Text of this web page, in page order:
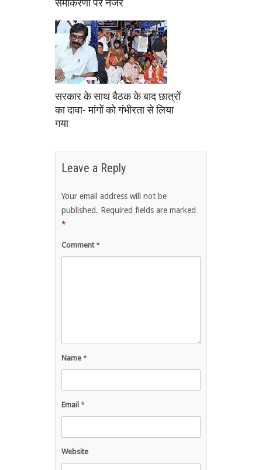
समीकरणों पर नजर
सरकार के साथ बैठक के बाद छात्रों
का दावा- मांगों को गंभीरता से लिया
गया
Leave a Reply
Your email address will not be
published. Required fields are marked
*
Comment*
Name *
Email *
Website